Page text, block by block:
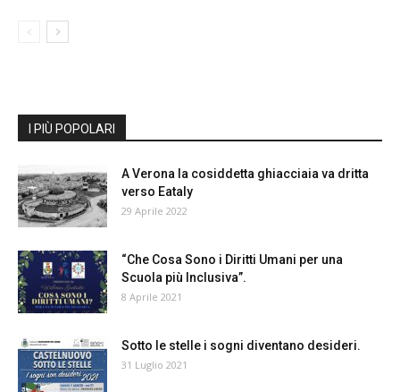
I PIÙ POPOLARI
A Verona la cosiddetta ghiacciaia va dritta
verso Eataly
29 Aprile 2022
“Che Cosa Sono i Diritti Umani per una
Scuola più Inclusiva”.
8 Aprile 2021
Sotto le stelle i sogni diventano desideri.
31 Luglio 2021